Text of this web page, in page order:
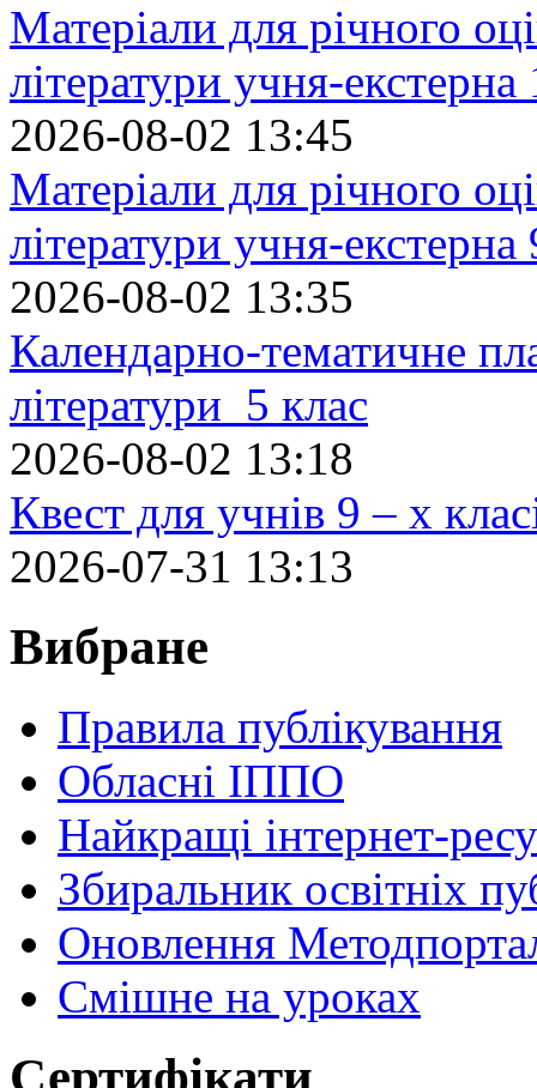
Матеріали для річного
літератури учня-екстерна
2026-08-02 13:45
Матеріали для річного
літератури учня-екстерна
2026-08-02 13:35
Календарно-тематичне
літератури 5 клас
2026-08-02 13:18
Квест для учнів 9 – х
2026-07-31 13:13
Вибране
Правила публікування
Обласні ІППО
Найкращі інтернет-
Збиральник освітніх
Оновлення
Cмішне на уроках
Сертифікати